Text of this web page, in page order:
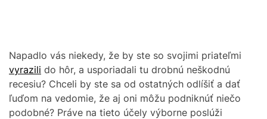
Napadlo vás niekedy, že by ste so svojimi priateľmi
vyrazili do hôr, a usporiadali tu drobnú neškodnú
recesiu? Chceli by ste sa od ostatných odlíšiť a dať
ľuďom na vedomie, že aj oni môžu podniknúť niečo
podobné? Práve na tieto účely výborne poslúži